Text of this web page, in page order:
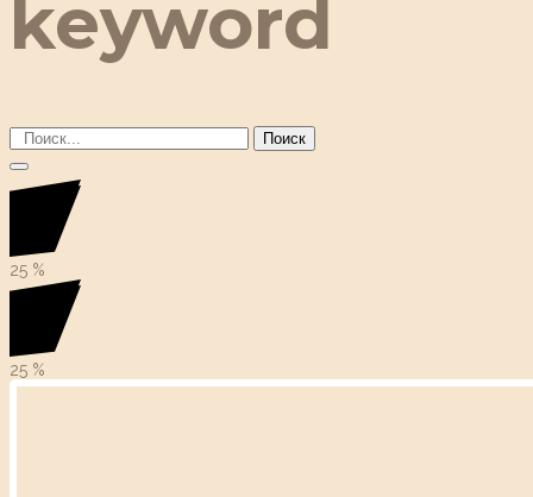
keyword
Поиск
25 %
25 %